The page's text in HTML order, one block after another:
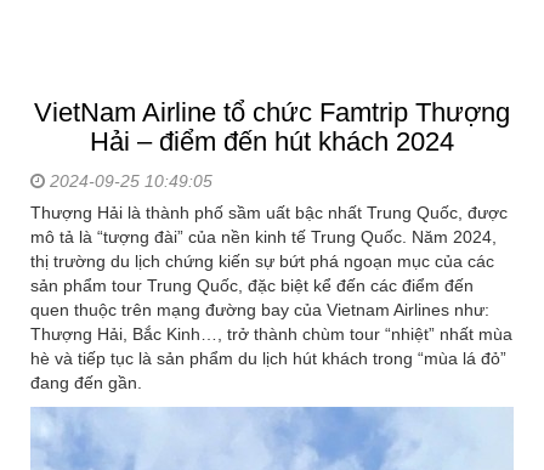
VietNam Airline tổ chức Famtrip Thượng
Hải – điểm đến hút khách 2024
2024-09-25 10:49:05
Thượng Hải là thành phố sầm uất bậc nhất Trung Quốc, được
mô tả là “tượng đài” của nền kinh tế Trung Quốc. Năm 2024,
thị trường du lịch chứng kiến sự bứt phá ngoạn mục của các
sản phẩm tour Trung Quốc, đặc biệt kể đến các điểm đến
quen thuộc trên mạng đường bay của Vietnam Airlines như:
Thượng Hải, Bắc Kinh…, trở thành chùm tour “nhiệt” nhất mùa
hè và tiếp tục là sản phẩm du lịch hút khách trong “mùa lá đỏ”
đang đến gần.